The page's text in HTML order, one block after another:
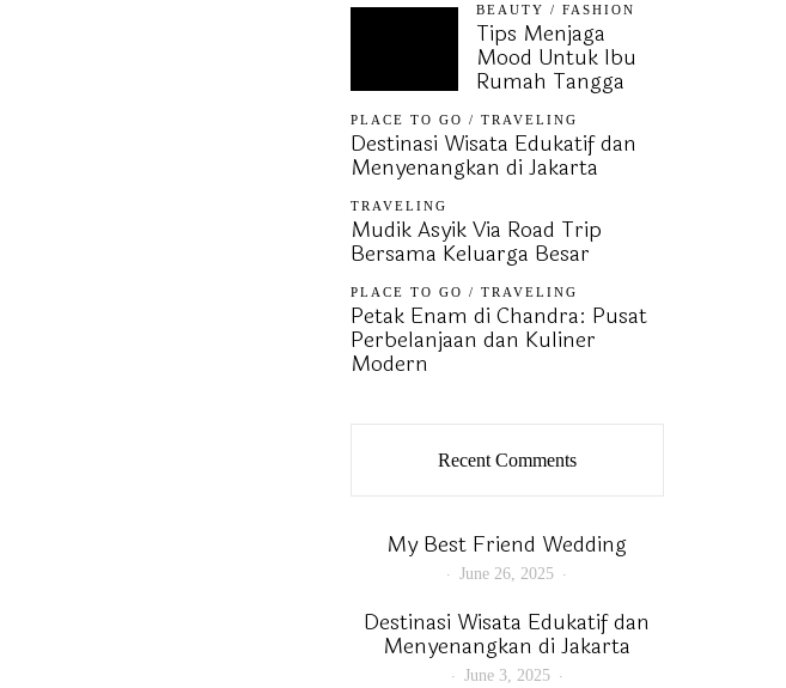
BEAUTY / FASHION
Tips Menjaga
Mood Untuk Ibu
Rumah Tangga
PLACE TO GO / TRAVELING
Destinasi Wisata Edukatif dan
Menyenangkan di Jakarta
TRAVELING
Mudik Asyik Via Road Trip
Bersama Keluarga Besar
PLACE TO GO / TRAVELING
Petak Enam di Chandra: Pusat
Perbelanjaan dan Kuliner
Modern
Recent Comments
My Best Friend Wedding
June 26, 2025
Destinasi Wisata Edukatif dan
Menyenangkan di Jakarta
June 3, 2025